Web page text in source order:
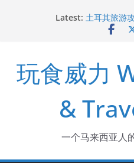
Latest: 去玻璃市吃
土耳其旅游
槟城美食：
玩食威力
&
一个马来西亚人